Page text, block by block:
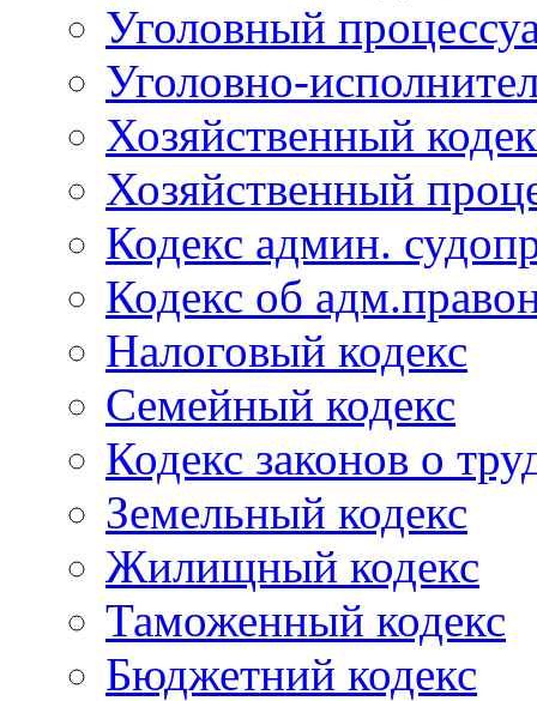
Уголовный
Уголовно-
Хозяйственный
Хозяйственный
Кодекс админ.
Кодекс об
Налоговый кодекс
Семейный кодекс
Кодекс законов о
Земельный кодекс
Жилищный кодекс
Таможенный кодекс
Бюджетний кодекс